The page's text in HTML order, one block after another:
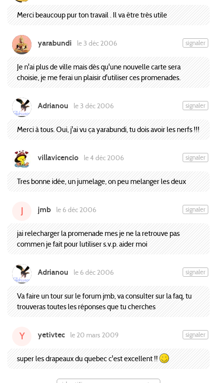
Merci beaucoup pur ton travail . Il va être très utile
yarabundi le 3 déc 2006 signaler
Je n'ai plus de ville mais dès qu'une nouvelle carte sera
choisie, je me ferai un plaisir d'utiliser ces promenades.
Adrianou le 3 déc 2006 signaler
Merci à tous. Oui, j'ai vu ça yarabundi, tu dois avoir les nerfs !!!
villavicencio le 4 déc 2006 signaler
Tres bonne idée, un jumelage, on peu melanger les deux
J jmb le 6 déc 2006 signaler
jai relecharger la promenade mes je ne la retrouve pas
commen je fait pour lutiliser s.v.p. aider moi
Adrianou le 6 déc 2006 signaler
Va faire un tour sur le forum jmb, va consulter sur la faq, tu
trouveras toutes les réponses que tu cherches
Y yetivtec le 20 mars 2009 signaler
super les drapeaux du quebec c'est excellent !!